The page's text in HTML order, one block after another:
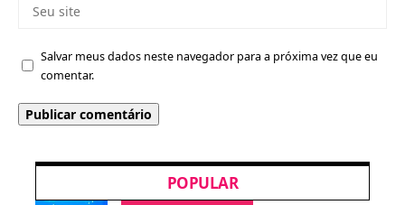
Salvar meus dados neste navegador para a próxima vez que eu
comentar.
POPULAR